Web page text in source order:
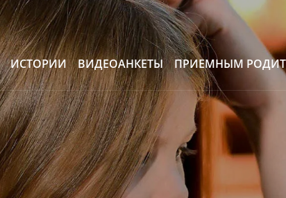
ИСТОРИИ ВИДЕОАНКЕТЫ ПРИЕМНЫМ